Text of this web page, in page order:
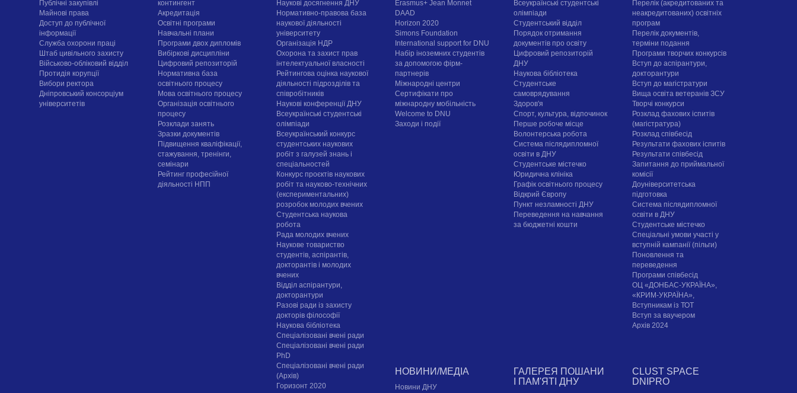
Публічні закупівлі
Майнові права
Доступ до публічної
інформації
Служба охорони праці
Штаб цивільного захисту
Військово-обліковий відділ
Протидія корупції
Вибори ректора
Дніпровський консорціум
університетів
контингент
Акредитація
Освітні програми
Навчальні плани
Програми двох дипломів
Вибіркові дисципліни
Цифровий репозиторій
Нормативна база
освітнього процесу
Мова освітнього процесу
Організація освітнього
процесу
Розклади занять
Зразки документів
Підвищення кваліфікації,
стажування, тренінги,
семінари
Рейтинг професійної
діяльності НПП
Наукові досягнення ДНУ
Нормативно-правова база
наукової діяльності
університету
Організація НДР
Охорона та захист прав
інтелектуальної власності
Рейтингова оцінка наукової
діяльності підрозділів та
співробітників
Наукові конференції ДНУ
Всеукраїнські студентські
олімпіади
Всеукраїнський конкурс
студентських наукових
робіт з галузей знань і
спеціальностей
Конкурс проєктів наукових
робіт та науково-технічних
(експериментальних)
розробок молодих вчених
Студентська наукова
робота
Рада молодих вчених
Наукове товариство
студентів, аспірантів,
докторантів і молодих
вчених
Відділ аспірантури,
докторантури
Разові ради із захисту
докторів філософії
Наукова бібліотека
Спеціалізовані вчені ради
Спеціалізовані вчені ради
PhD
Спеціалізовані вчені ради
(Архів)
Горизонт 2020
Erasmus+ Jean Monnet
DAAD
Horizon 2020
Simons Foundation
International support for DNU
Набір іноземних студентів
за допомогою фірм-
партнерів
Міжнародні центри
Сертифікати про
міжнародну мобільність
Welcome to DNU
Заходи і події
Всеукраїнські студентські
олімпіади
Студентський відділ
Порядок отримання
документів про освіту
Цифровий репозиторій
ДНУ
Наукова бібліотека
Студентське
самоврядування
Здоров'я
Спорт, культура, відпочинок
Перше робоче місце
Волонтерська робота
Система післядипломної
освіти в ДНУ
Cтудентське містечко
Юридична клініка
Графік освітнього процесу
Відкрий Європу
Пункт незламності ДНУ
Переведення на навчання
за бюджетні кошти
Перелік (акредитованих та
неакредитованих) освітніх
програм
Перелік документів,
терміни подання
Програми творчих конкурсiв
Вступ до аспірантури,
докторантури
Вступ до магістратури
Вища освіта ветеранів ЗСУ
Творчі конкурси
Розклад фахових іспитів
(магістратура)
Розклад співбесід
Результати фахових іспитів
Результати співбесід
Запитання до приймальної
комісії
Доуніверситетська
підготовка
Система післядипломної
освіти в ДНУ
Cтудентське містечко
Спеціальні умови участі у
вступній кампанії (пільги)
Поновлення та
переведення
Програми співбесід
ОЦ «ДОНБАС-УКРАЇНА»,
«КРИМ-УКРАЇНА»,
Вступникам із ТОТ
Вступ за ваучером
Архів 2024
НОВИНИ/МЕДІА
Новини ДНУ
ГАЛЕРЕЯ ПОШАНИ
І ПАМ'ЯТІ ДНУ
CLUST SPACE
DNIPRO